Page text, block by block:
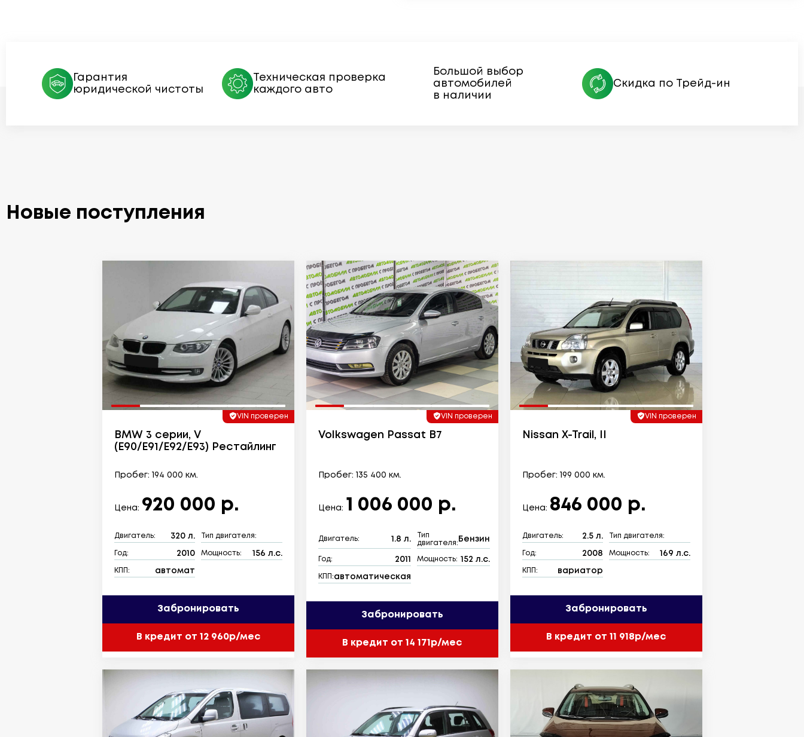
Гарантия
юридической чистоты
Техническая проверка
каждого авто
Большой выбор
автомобилей
в наличии
Скидка по Трейд-ин
Новые поступления
VIN проверен
BMW 3 серии, V
(E90/E91/E92/E93) Рестайлинг
Пробег: 194 000 км.
Цена: 920 000 р.
Двигатель: 320 л. Тип двигателя:
Год: 2010 Мощность: 156 л.с.
КПП: автомат
Забронировать
В кредит от 12 960р/мес
VIN проверен
Volkswagen Passat B7
Пробег: 135 400 км.
Цена: 1 006 000 р.
Двигатель: 1.8 л.
Тип
двигателя:
Бензин
Год: 2011 Мощность: 152 л.с.
КПП:автоматическая
Забронировать
В кредит от 14 171р/мес
VIN проверен
Nissan X-Trail, II
Пробег: 199 000 км.
Цена: 846 000 р.
Двигатель: 2.5 л. Тип двигателя:
Год: 2008 Мощность: 169 л.с.
КПП: вариатор
Забронировать
В кредит от 11 918р/мес